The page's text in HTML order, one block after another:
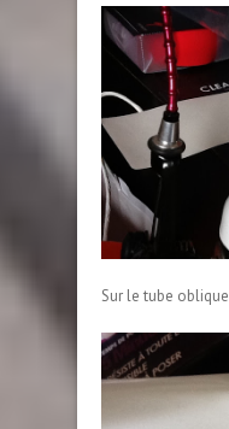
Sur le tube oblique